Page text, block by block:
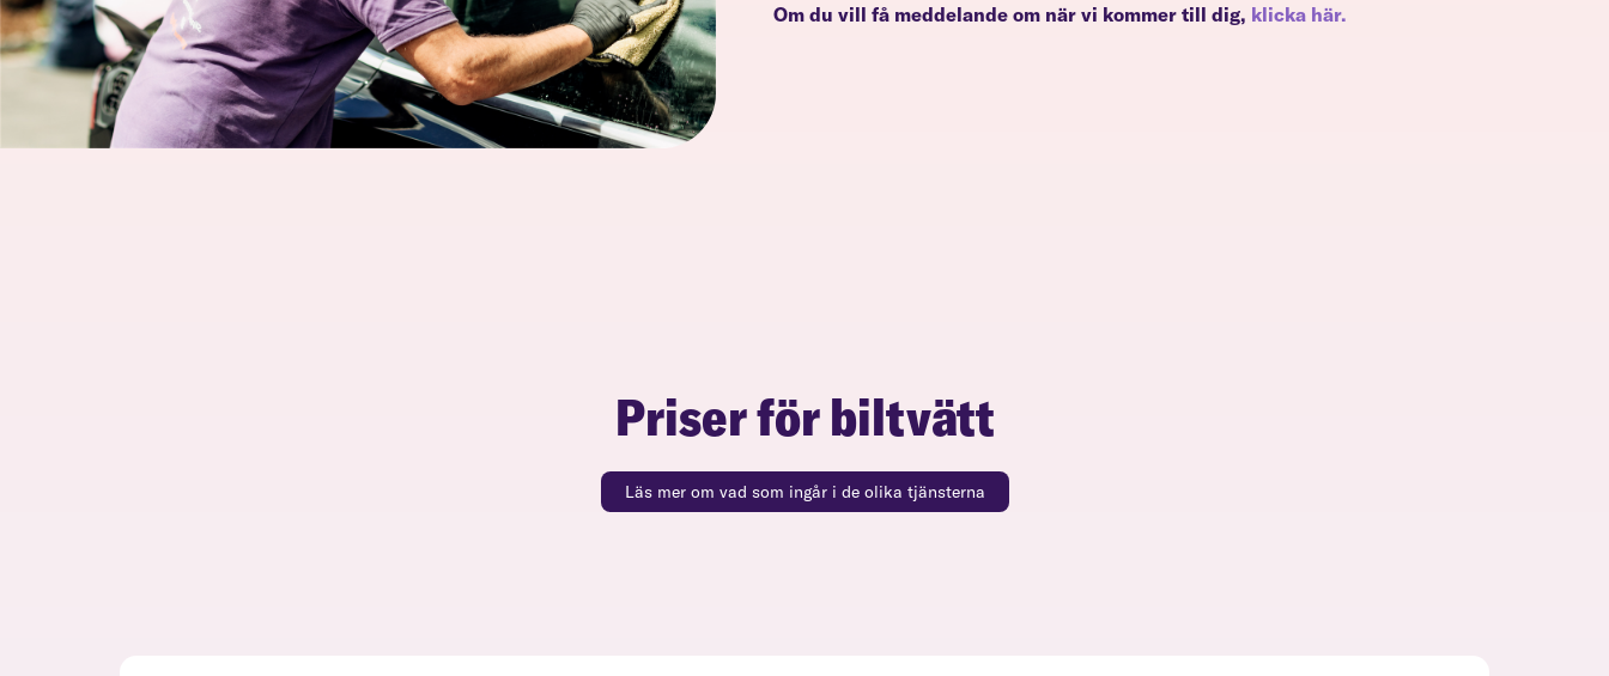
Om du vill få meddelande om när vi kommer till dig, klicka här.
Priser för biltvätt
Läs mer om vad som ingår i de olika tjänsterna